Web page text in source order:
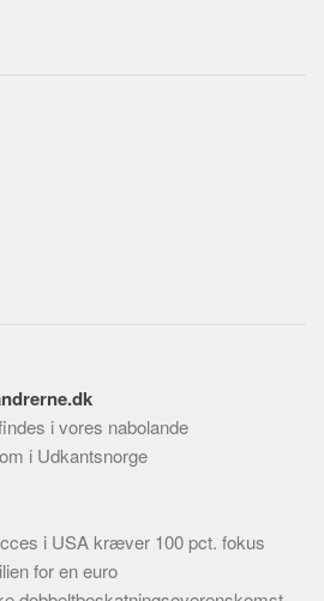
i vores nabolande
i Udkantsnorge
i USA kræver 100 pct. fokus
for en euro